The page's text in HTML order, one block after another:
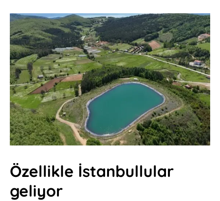
Özellikle İstanbullular
geliyor